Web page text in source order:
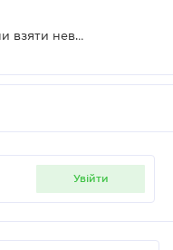
Чи може працівників в період війни взяти невикористані дні відпустки за минулі роки
увійти